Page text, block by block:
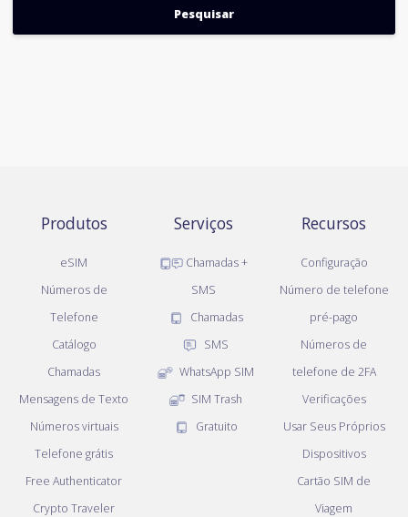
Produtos
eSIM
Números de
Telefone
Catálogo
Chamadas
Mensagens de Texto
Números virtuais
Telefone grátis
Free Authenticator
Crypto Traveler
Serviços
Chamadas +
SMS
Chamadas
SMS
WhatsApp SIM
SIM Trash
Gratuito
Recursos
Configuração
Número de telefone
pré-pago
Números de
telefone de 2FA
Verificações
Usar Seus Próprios
Dispositivos
Cartão SIM de
Viagem